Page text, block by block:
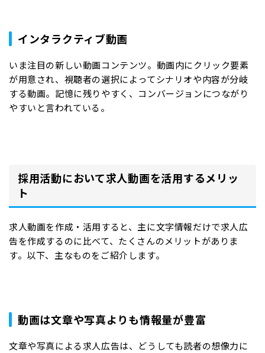
インタラクティブ動画
いま注目の新しい動画コンテンツ。動画内にクリック要素
が用意され、視聴者の選択によってシナリオや内容が分岐
する動画。記憶に残りやすく、コンバージョンにつながり
やすいと言われている。
採用活動において求人動画を活用するメリッ
ト
求人動画を作成・活用すると、主に文字情報だけで求人広
告を作成するのに比べて、たくさんのメリットがありま
す。以下、主なものをご紹介します。
動画は文章や写真よりも情報量が豊富
文章や写真による求人広告は、どうしても読者の想像力に